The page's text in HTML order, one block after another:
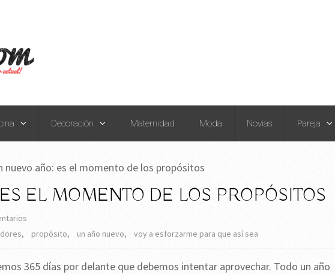
Decoración Maternidad Moda Novias Pareja
nuevo año: es el momento de los propósitos
EL MOMENTO DE LOS PROPÓSITOS
, propósito, un año nuevo, voy a esforzarme para que así sea
365 días por delante que debemos intentar aprovechar. Todo un año